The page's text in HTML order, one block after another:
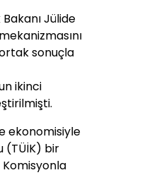
Jülide
sonuçla
ikinci
ekonomisiyle
(TÜİK) bir
Komisyonla